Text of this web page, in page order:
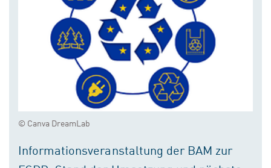
© Canva DreamLab
Informationsveranstaltung der BAM zur